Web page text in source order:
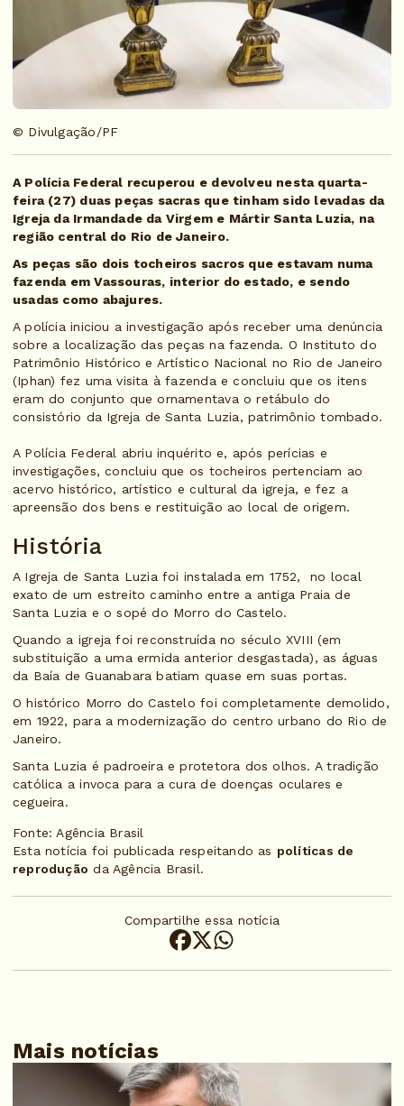
© Divulgação/PF
A Polícia Federal recuperou e devolveu nesta quarta-
feira (27) duas peças sacras que tinham sido levadas da
Igreja da Irmandade da Virgem e Mártir Santa Luzia, na
região central do Rio de Janeiro.
As peças são dois tocheiros sacros que estavam numa
fazenda em Vassouras, interior do estado, e sendo
usadas como abajures.
A polícia iniciou a investigação após receber uma denúncia
sobre a localização das peças na fazenda. O Instituto do
Patrimônio Histórico e Artístico Nacional no Rio de Janeiro
(Iphan) fez uma visita à fazenda e concluiu que os itens
eram do conjunto que ornamentava o retábulo do
consistório da Igreja de Santa Luzia, patrimônio tombado.
A Polícia Federal abriu inquérito e, após perícias e
investigações, concluiu que os tocheiros pertenciam ao
acervo histórico, artístico e cultural da igreja, e fez a
apreensão dos bens e restituição ao local de origem.
História
A Igreja de Santa Luzia foi instalada em 1752, no local
exato de um estreito caminho entre a antiga Praia de
Santa Luzia e o sopé do Morro do Castelo.
Quando a igreja foi reconstruída no século XVIII (em
substituição a uma ermida anterior desgastada), as águas
da Baía de Guanabara batiam quase em suas portas.
O histórico Morro do Castelo foi completamente demolido,
em 1922, para a modernização do centro urbano do Rio de
Janeiro.
Santa Luzia é padroeira e protetora dos olhos. A tradição
católica a invoca para a cura de doenças oculares e
cegueira.
Fonte: Agência Brasil
Esta notícia foi publicada respeitando as políticas de
reprodução da Agência Brasil.
Compartilhe essa notícia
Mais notícias